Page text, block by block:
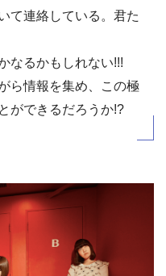
て連絡している。君た
なるかもしれない!!!
ら情報を集め、この極
ができるだろうか!?